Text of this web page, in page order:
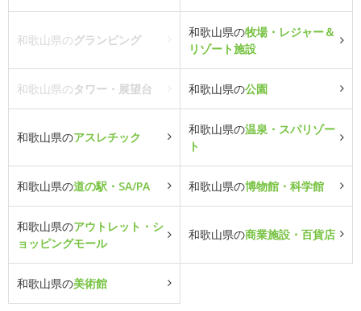
和歌山県のグランピング
和歌山県の牧場・レジャー＆
リゾート施設
和歌山県のタワー・展望台 和歌山県の公園
和歌山県のアスレチック
和歌山県の温泉・スパリゾー
ト
和歌山県の道の駅・SA/PA 和歌山県の博物館・科学館
和歌山県のアウトレット・シ
ョッピングモール
和歌山県の商業施設・百貨店
和歌山県の美術館